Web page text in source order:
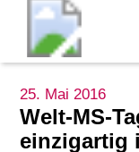
25. Mai 2016
Welt-MS-
einzigartig